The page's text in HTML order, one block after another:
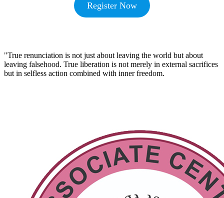
Register Now
"True renunciation is not just about leaving the world but about
leaving falsehood. True liberation is not merely in external sacrifices
but in selfless action combined with inner freedom.